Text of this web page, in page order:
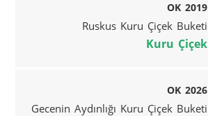
OK 2019
Ruskus Kuru Çiçek Buketi
Kuru Çiçek
OK 2026
Gecenin Aydınlığı Kuru Çiçek Buketi